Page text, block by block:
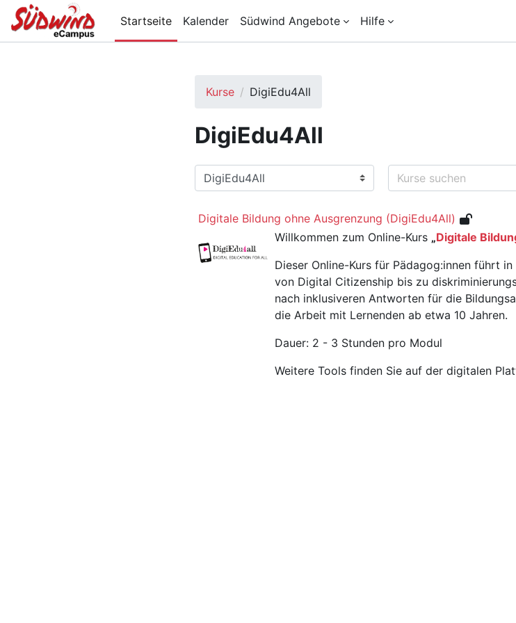
Zum Hauptinhalt
Startseite
Kalender Südwind Angebote Hilfe
Kurse DigiEdu4All
DigiEdu4All
Kursbereiche
Kurse suchen
Digitale Bildung ohne Ausgrenzung (DigiEdu4All)
Willkommen zum Online-Kurs „Digitale
Dieser Online-Kurs für Pädagog:innen führt
von Digital Citizenship bis zu
nach inklusiveren Antworten für die
die Arbeit mit Lernenden ab etwa 10 Jahren.
Dauer: 2 - 3 Stunden pro Modul
Weitere Tools finden Sie auf der digitalen